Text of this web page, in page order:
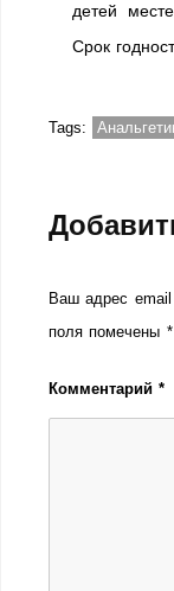
детей
Срок
Tags:
Ваш адрес email
поля помечены *
Комментарий*